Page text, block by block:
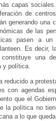
capas
de
generando una
de las
pasen a
Es decir,
una
y política.
reducido a
con agendas
que el
la política no
a lo que